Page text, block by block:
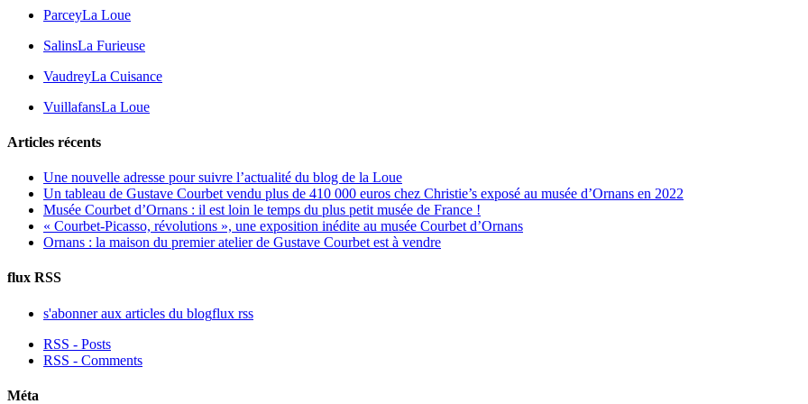
ParceyLa Loue
SalinsLa Furieuse
VaudreyLa Cuisance
VuillafansLa Loue
Articles récents
Une nouvelle adresse pour suivre l’actualité du blog de la Loue
Un tableau de Gustave Courbet vendu plus de 410 000 euros chez Christie’s exposé au musée d’Ornans en 2022
Musée Courbet d’Ornans : il est loin le temps du plus petit musée de France !
« Courbet-Picasso, révolutions », une exposition inédite au musée Courbet d’Ornans
Ornans : la maison du premier atelier de Gustave Courbet est à vendre
flux RSS
s'abonner aux articles du blogflux rss
RSS - Posts
RSS - Comments
Méta